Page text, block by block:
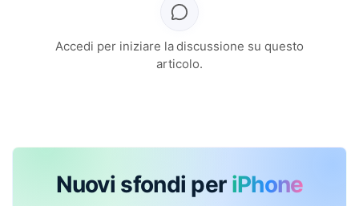
Accedi per iniziare la discussione su questo
articolo.
Nuovi sfondi per iPhone